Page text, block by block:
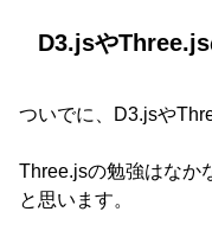
D3.jsや
ついでに、D3.jsや
Three.jsの勉強はなか
と思います。